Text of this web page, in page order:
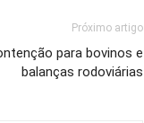
Próximo artigo
para bovinos e
balanças rodoviárias